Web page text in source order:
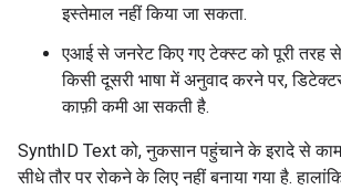
इस्तेमाल नहीं किया जा सकता.
एआई से जनरेट किए गए टेक्स्ट को पूरी तरह
किसी दूसरी भाषा में अनुवाद करने पर,
काफ़ी कमी आ सकती है.
SynthID Text को, नुकसान पहुंचाने के इरादे से
सीधे तौर पर रोकने के लिए नहीं बनाया गया है.